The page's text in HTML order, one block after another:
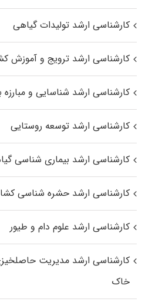
کارشناسی ارشد تولیدات گیاهی
کارشناسی ارشد ترویج و آموزش
کارشناسی ارشد شناسایی و مبارزه
کارشناسی ارشد توسعه روستایی
کارشناسی ارشد بیماری‌ شناسی
کارشناسی ارشد حشره‌ شناسی
کارشناسی ارشد علوم دام و طیور
کارشناسی ارشد مدیریت
خاک